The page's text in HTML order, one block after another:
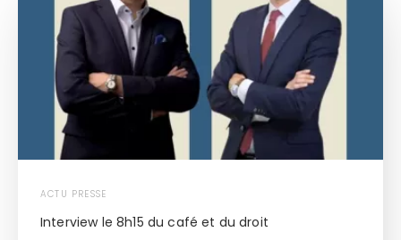
ACTU PRESSE
Interview le 8h15 du café et du droit